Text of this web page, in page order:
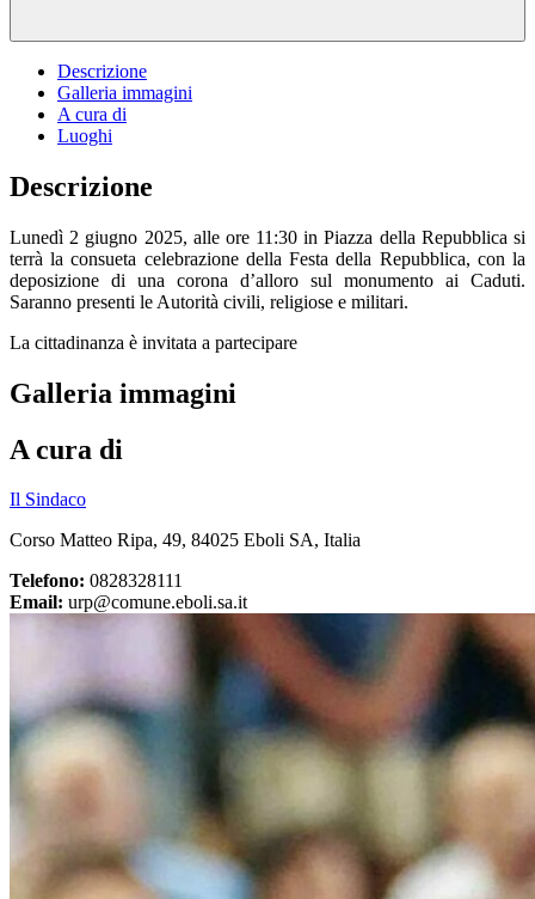
Descrizione
Galleria immagini
A cura di
Luoghi
Descrizione
Lunedì 2 giugno 2025, alle ore 11:30 in Piazza della Repubblica si
terrà la consueta celebrazione della Festa della Repubblica, con la
deposizione di una corona d’alloro sul monumento ai Caduti.
Saranno presenti le Autorità civili, religiose e militari.
La cittadinanza è invitata a partecipare
Galleria immagini
A cura di
Il Sindaco
Corso Matteo Ripa, 49, 84025 Eboli SA, Italia
Telefono: 0828328111
Email: urp@comune.eboli.sa.it